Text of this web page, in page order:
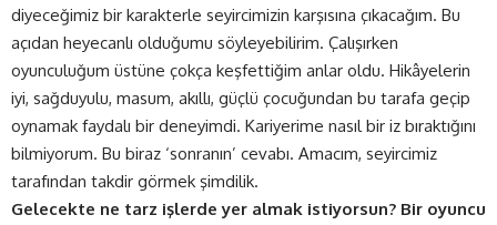
diyeceğimiz bir karakterle seyircimizin karşısına çıkacağım. Bu
açıdan heyecanlı olduğumu söyleyebilirim. Çalışırken
oyunculuğum üstüne çokça keşfettiğim anlar oldu. Hikâyelerin
iyi, sağduyulu, masum, akıllı, güçlü çocuğundan bu tarafa geçip
oynamak faydalı bir deneyimdi. Kariyerime nasıl bir iz bıraktığını
bilmiyorum. Bu biraz ‘sonranın’ cevabı. Amacım, seyircimiz
tarafından takdir görmek şimdilik.
Gelecekte ne tarz işlerde yer almak istiyorsun? Bir oyuncu